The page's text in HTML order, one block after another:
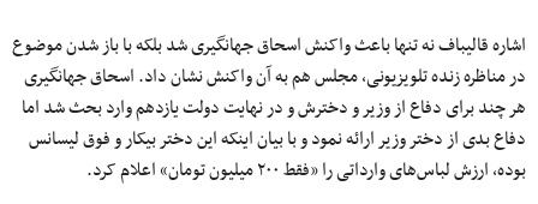
اشاره قالیبافنهتنهاباعث واکنش اسحاق جهانگیری شد بلکه با باز شدن موضوع
درمناظرهزندهتلویزیونی، مجلس هم به آن واکنش نشان داد. اسحاق جهانگیری
هرچندبرای دفاع از وزیر و دخترش ودرنهایتدولتیازدهموارد بحث شد اما
دفاع بدی از دختر وزیر ارائه نمود وبابیاناینکه این دختر بیکار و فوق‌ لیسانس
بوده، ارزش لباس‌های وارداتی را «فقط۲۰۰میلیونتومان» اعلام کرد.